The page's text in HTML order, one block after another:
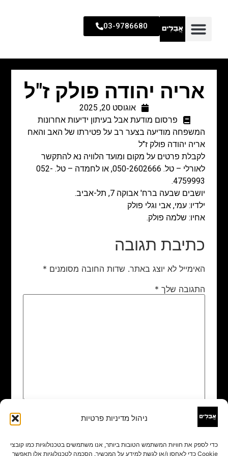
ניהול מדיניות פרטיות
כדי לספק את חוויות המשתמש הטובות ביותר, אנו משתמשים בטכנולוגיות כמו קובצי
Cookie כדי לאחסן ו/או לגשת למידע על המכשיר. הסכמה לטכנולוגיות אלו תאפשר
03-9786680
אריה יהודה פולק ז"ל
אוגוסט 20, 2025
פרסום מודעת אבל בעיתון ידיעות אחרונות
המשפחה מודיעה בצער רב על פטירתו של האב והאח
אריה יהודה פולק ז"ל
לקבלת פרטים על מקום ומועד הלוויה נא להתקשר
לאורלי – טל. 050-2602666, או לחמדה – טל. 052-
4759993.
יושבים שבעה ברח' אבוקה 7, תל-אביב.
ילדיו: עמי, אבי וגלי פולק
אחיו: שלמה פולק.
כתיבת תגובה
האימייל לא יוצג באתר. שדות החובה מסומנים *
התגובה שלך *
שם